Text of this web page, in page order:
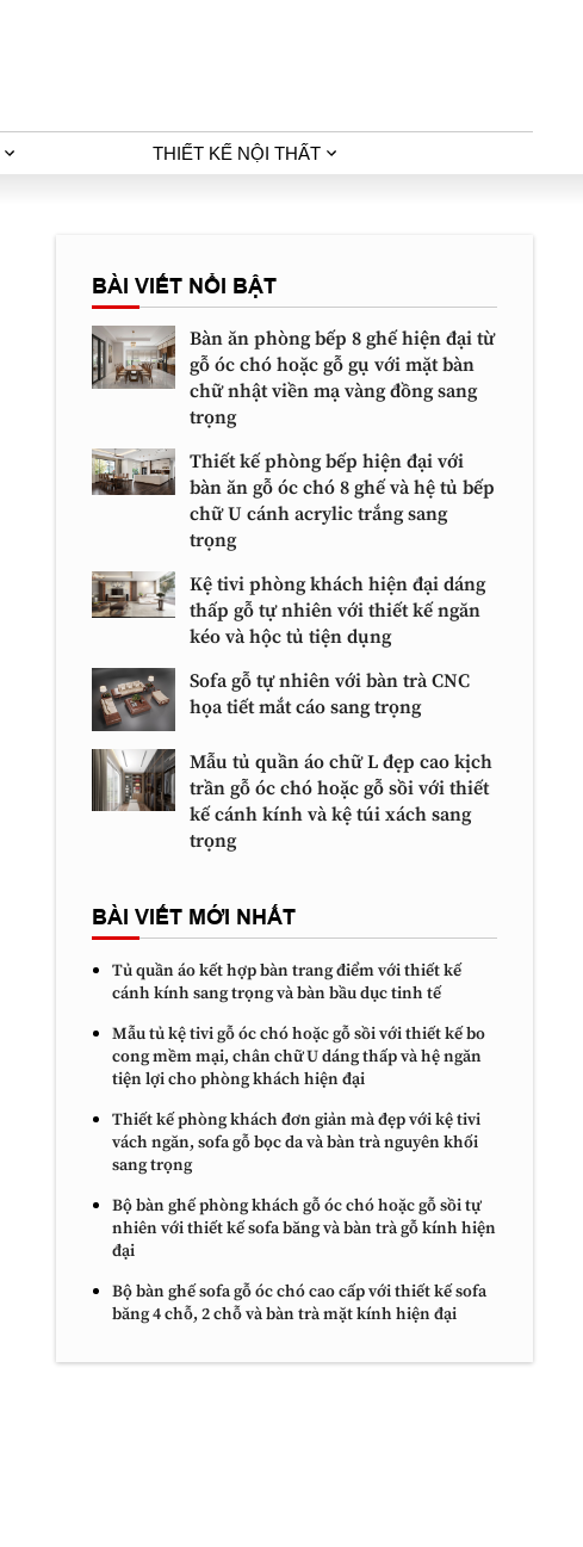
THIẾT KẾ NỘI THẤT
BÀI VIẾT NỔI BẬT
Bàn ăn phòng bếp 8 ghế hiện đại từ
gỗ óc chó hoặc gỗ gụ với mặt bàn
chữ nhật viền mạ vàng đồng sang
trọng
Thiết kế phòng bếp hiện đại với
bàn ăn gỗ óc chó 8 ghế và hệ tủ bếp
chữ U cánh acrylic trắng sang
trọng
Kệ tivi phòng khách hiện đại dáng
thấp gỗ tự nhiên với thiết kế ngăn
kéo và hộc tủ tiện dụng
Sofa gỗ tự nhiên với bàn trà CNC
họa tiết mắt cáo sang trọng
Mẫu tủ quần áo chữ L đẹp cao kịch
trần gỗ óc chó hoặc gỗ sồi với thiết
kế cánh kính và kệ túi xách sang
trọng
BÀI VIẾT MỚI NHẤT
Tủ quần áo kết hợp bàn trang điểm với thiết kế
cánh kính sang trọng và bàn bầu dục tinh tế
Mẫu tủ kệ tivi gỗ óc chó hoặc gỗ sồi với thiết kế bo
cong mềm mại, chân chữ U dáng thấp và hệ ngăn
tiện lợi cho phòng khách hiện đại
Thiết kế phòng khách đơn giản mà đẹp với kệ tivi
vách ngăn, sofa gỗ bọc da và bàn trà nguyên khối
sang trọng
Bộ bàn ghế phòng khách gỗ óc chó hoặc gỗ sồi tự
nhiên với thiết kế sofa băng và bàn trà gỗ kính hiện
đại
Bộ bàn ghế sofa gỗ óc chó cao cấp với thiết kế sofa
băng 4 chỗ, 2 chỗ và bàn trà mặt kính hiện đại